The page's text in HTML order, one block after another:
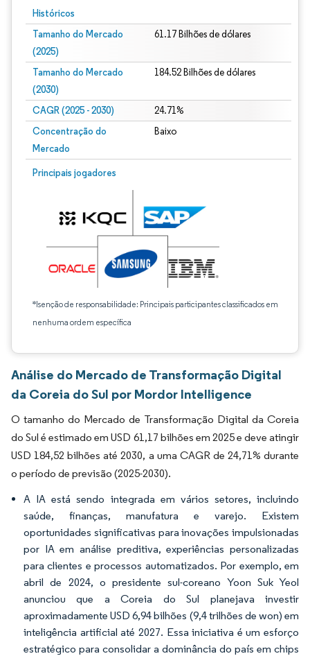
Históricos
Tamanho do Mercado
(2025)
61.17 Bilhões de dólares
Tamanho do Mercado
(2030)
184.52 Bilhões de dólares
CAGR (2025 - 2030) 24.71%
Concentração do
Mercado
Baixo
Principais jogadores
*Isenção de responsabilidade: Principais participantes classificados em
nenhuma ordem específica
Análise do Mercado de Transformação Digital
da Coreia do Sul por Mordor Intelligence
O tamanho do Mercado de Transformação Digital da Coreia
do Sul é estimado em USD 61,17 bilhões em 2025 e deve atingir
USD 184,52 bilhões até 2030, a uma CAGR de 24,71% durante
o período de previsão (2025-2030).
A IA está sendo integrada em vários setores, incluindo
saúde, finanças, manufatura e varejo. Existem
oportunidades significativas para inovações impulsionadas
por IA em análise preditiva, experiências personalizadas
para clientes e processos automatizados. Por exemplo, em
abril de 2024, o presidente sul-coreano Yoon Suk Yeol
anunciou que a Coreia do Sul planejava investir
aproximadamente USD 6,94 bilhões (9,4 trilhões de won) em
inteligência artificial até 2027. Essa iniciativa é um esforço
estratégico para consolidar a dominância do país em chips